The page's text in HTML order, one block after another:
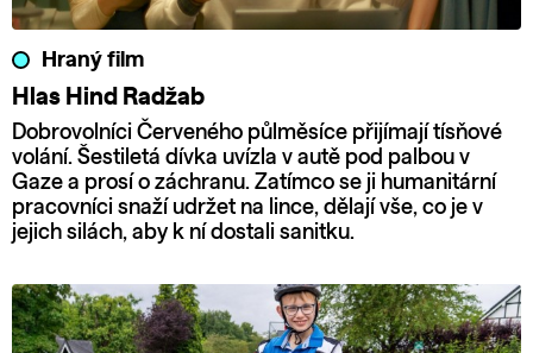
Hraný film
Hlas Hind Radžab
Dobrovolníci Červeného půlměsíce přijímají tísňové
volání. Šestiletá dívka uvízla v autě pod palbou v
Gaze a prosí o záchranu. Zatímco se ji humanitární
pracovníci snaží udržet na lince, dělají vše, co je v
jejich silách, aby k ní dostali sanitku.